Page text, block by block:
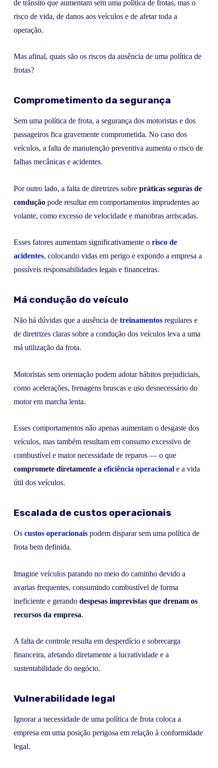
de trânsito que aumentam sem uma política de frotas, mas o
risco de vida, de danos aos veículos e de afetar toda a
operação.
Mas afinal, quais são os riscos da ausência de uma política de
frotas?
Comprometimento da segurança
Sem uma política de frota, a segurança dos motoristas e dos
passageiros fica gravemente comprometida. No caso dos
veículos, a falta de manutenção preventiva aumenta o risco de
falhas mecânicas e acidentes.
Por outro lado, a falta de diretrizes sobre práticas seguras de
condução pode resultar em comportamentos imprudentes ao
volante, como excesso de velocidade e manobras arriscadas.
Esses fatores aumentam significativamente o risco de
acidentes, colocando vidas em perigo e expondo a empresa a
possíveis responsabilidades legais e financeiras.
Má condução do veículo
Não há dúvidas que a ausência de treinamentos regulares e
de diretrizes claras sobre a condução dos veículos leva a uma
má utilização da frota.
Motoristas sem orientação podem adotar hábitos prejudiciais,
como acelerações, frenagens bruscas e uso desnecessário do
motor em marcha lenta.
Esses comportamentos não apenas aumentam o desgaste dos
veículos, mas também resultam em consumo excessivo de
combustível e maior necessidade de reparos — o que
compromete diretamente a eficiência operacional e a vida
útil dos veículos.
Escalada de custos operacionais
Os custos operacionais podem disparar sem uma política de
frota bem definida.
Imagine veículos parando no meio do caminho devido a
avarias frequentes, consumindo combustível de forma
ineficiente e gerando despesas imprevistas que drenam os
recursos da empresa.
A falta de controle resulta em desperdício e sobrecarga
financeira, afetando diretamente a lucratividade e a
sustentabilidade do negócio.
Vulnerabilidade legal
Ignorar a necessidade de uma política de frota coloca a
empresa em uma posição perigosa em relação à conformidade
legal.